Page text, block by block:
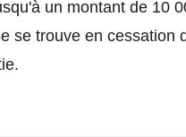
un montant de 10
se trouve en cessation